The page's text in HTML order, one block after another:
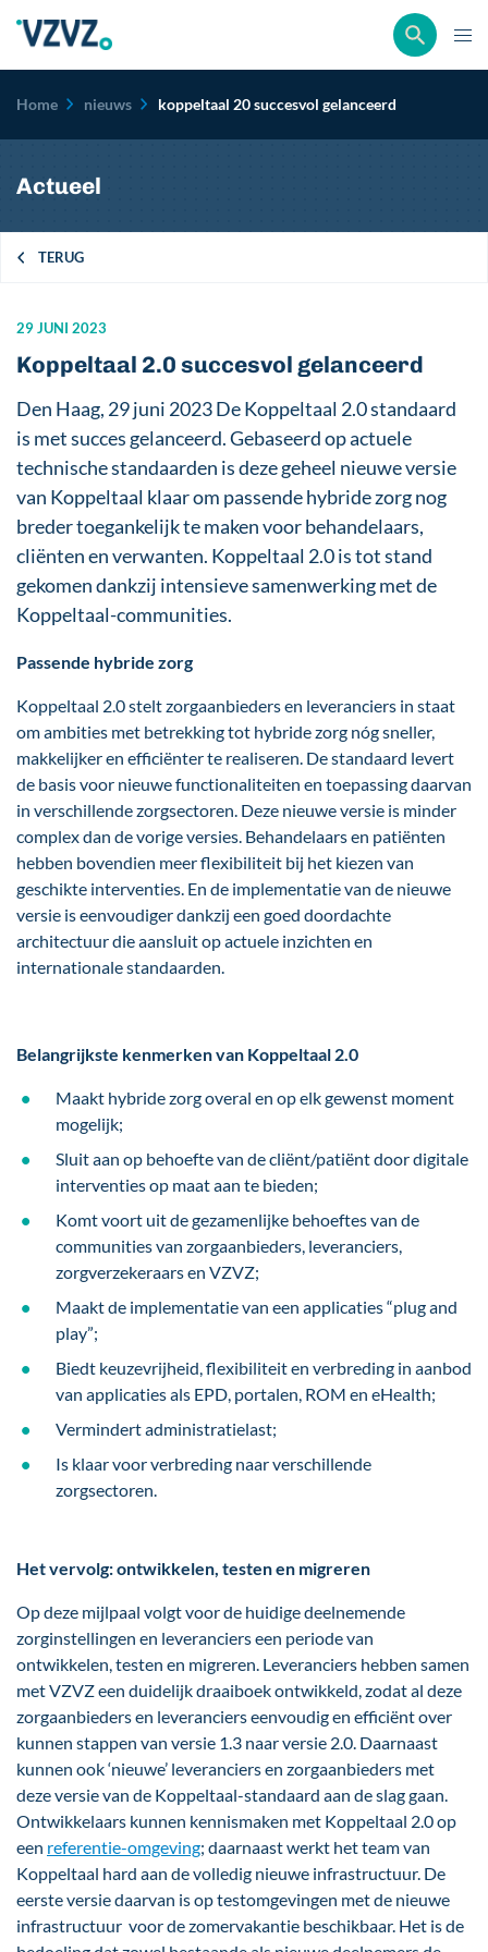
Kruimelpad
Home nieuws koppeltaal 20 succesvol gelanceerd
Actueel
TERUG
29 JUNI 2023
Koppeltaal 2.0 succesvol gelanceerd
Den Haag, 29 juni 2023 De Koppeltaal 2.0 standaard
is met succes gelanceerd. Gebaseerd op actuele
technische standaarden is deze geheel nieuwe versie
van Koppeltaal klaar om passende hybride zorg nog
breder toegankelijk te maken voor behandelaars,
cliënten en verwanten. Koppeltaal 2.0 is tot stand
gekomen dankzij intensieve samenwerking met de
Koppeltaal-communities.
Passende hybride zorg
Koppeltaal 2.0 stelt zorgaanbieders en leveranciers in staat
om ambities met betrekking tot hybride zorg nóg sneller,
makkelijker en efficiënter te realiseren. De standaard levert
de basis voor nieuwe functionaliteiten en toepassing daarvan
in verschillende zorgsectoren. Deze nieuwe versie is minder
complex dan de vorige versies. Behandelaars en patiënten
hebben bovendien meer flexibiliteit bij het kiezen van
geschikte interventies. En de implementatie van de nieuwe
versie is eenvoudiger dankzij een goed doordachte
architectuur die aansluit op actuele inzichten en
internationale standaarden.
Belangrijkste kenmerken van Koppeltaal 2.0
Maakt hybride zorg overal en op elk gewenst moment
mogelijk;
Sluit aan op behoefte van de cliënt/patiënt door digitale
interventies op maat aan te bieden;
Komt voort uit de gezamenlijke behoeftes van de
communities van zorgaanbieders, leveranciers,
zorgverzekeraars en VZVZ;
Maakt de implementatie van een applicaties “plug and
play”;
Biedt keuzevrijheid, flexibiliteit en verbreding in aanbod
van applicaties als EPD, portalen, ROM en eHealth;
Vermindert administratielast;
Is klaar voor verbreding naar verschillende
zorgsectoren.
Het vervolg: ontwikkelen, testen en migreren
Op deze mijlpaal volgt voor de huidige deelnemende
zorginstellingen en leveranciers een periode van
ontwikkelen, testen en migreren. Leveranciers hebben samen
met VZVZ een duidelijk draaiboek ontwikkeld, zodat al deze
zorgaanbieders en leveranciers eenvoudig en efficiënt over
kunnen stappen van versie 1.3 naar versie 2.0. Daarnaast
kunnen ook ‘nieuwe’ leveranciers en zorgaanbieders met
deze versie van de Koppeltaal-standaard aan de slag gaan.
Ontwikkelaars kunnen kennismaken met Koppeltaal 2.0 op
een referentie-omgeving; daarnaast werkt het team van
Koppeltaal hard aan de volledig nieuwe infrastructuur. De
eerste versie daarvan is op testomgevingen met de nieuwe
infrastructuur voor de zomervakantie beschikbaar. Het is de